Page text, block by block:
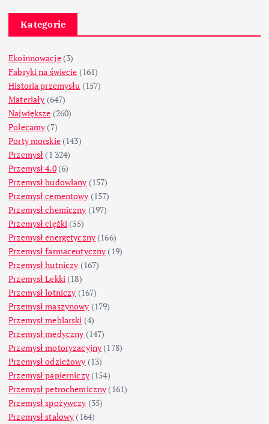
Kategorie
Ekoinnowacje(3)
Fabryki na świecie (161)
Historia przemysłu (157)
Materiały (647)
Największe (260)
Polecamy (7)
Porty morskie(143)
Przemysł (1 324)
Przemysł 4.0(6)
Przemysł budowlany (157)
Przemysł cementowy (157)
Przemysł chemiczny (197)
Przemysł ciężki (35)
Przemysł energetyczny (166)
Przemysł farmaceutyczny (19)
Przemysł hutniczy (167)
Przemysł Lekki (18)
Przemysł lotniczy (167)
Przemysł maszynowy (179)
Przemysł meblarski (4)
Przemysł medyczny (147)
Przemysł motoryzacyjny (178)
Przemysł odzieżowy (13)
Przemysł papierniczy(154)
Przemysł petrochemiczny (161)
Przemysł spożywczy (35)
Przemysł stalowy (164)